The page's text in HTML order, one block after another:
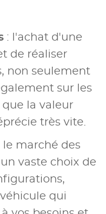
: l'achat d'une
de réaliser
non seulement
sur les
que la valeur
très vite.
le marché des
vaste choix de
qui